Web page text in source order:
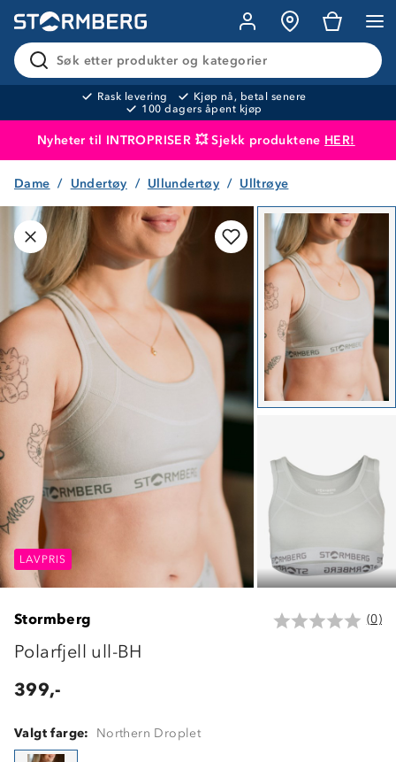
Søk etter produkter og kategorier
Rask levering
Kjøp nå, betal senere
100 dagers åpent kjøp
Nyheter til INTROPRISER 💥 Sjekk produktene HER!
Produktet er lagt i handlekurven Til kassen
Dame Undertøy Ullundertøy Ulltrøye
LAVPRIS LAVPRIS
LAVPRIS
Stormberg (0)
Polarfjell ull-BH
399,-
Valgt farge: Northern Droplet